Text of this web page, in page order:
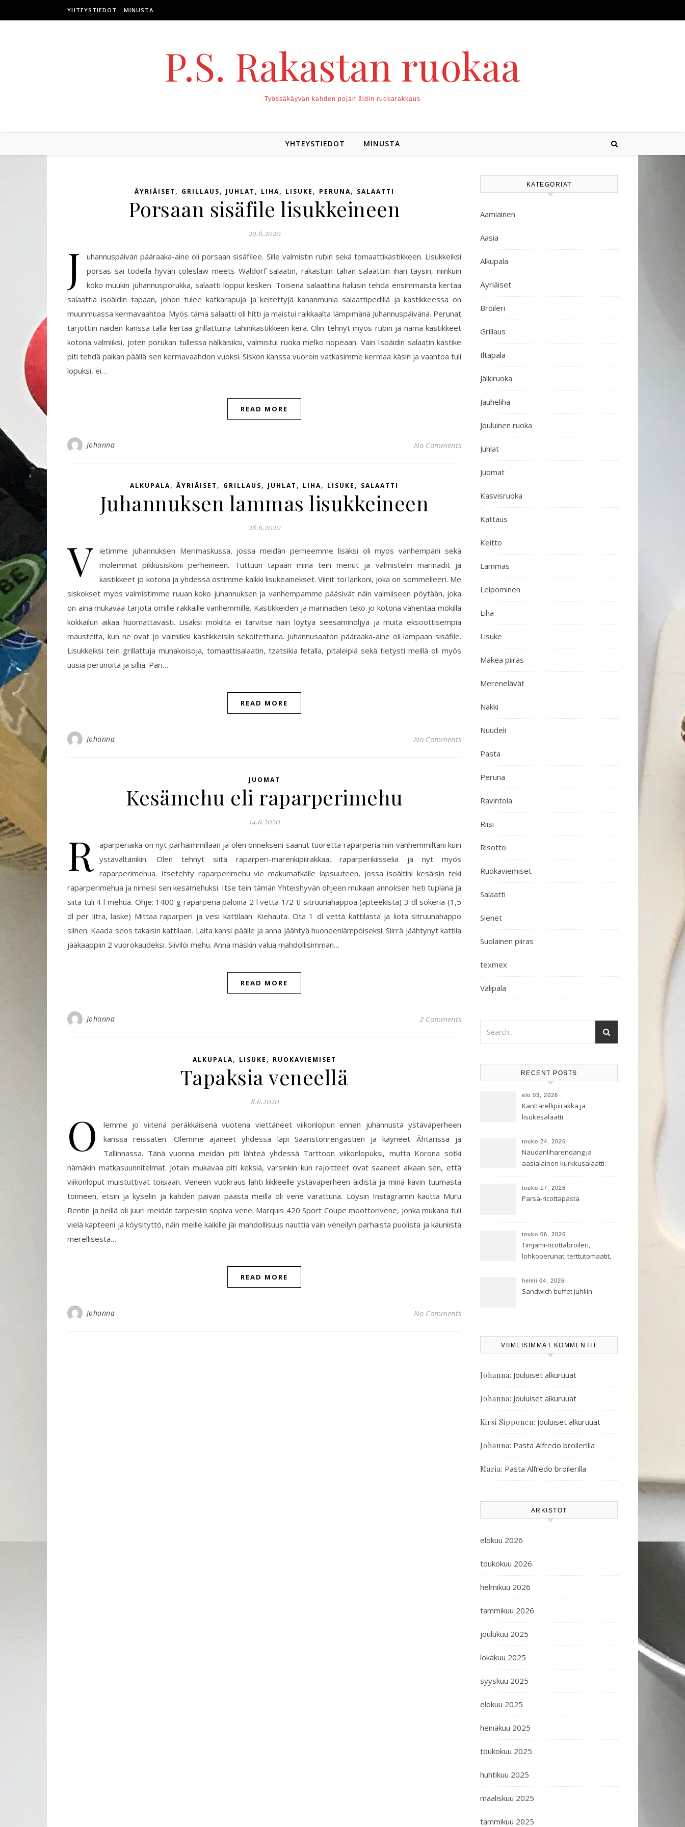
YHTEYSTIEDOT MINUSTA
P.S. Rakastan ruokaa
Työssäkäyvän kahden pojan äidin ruokarakkaus
YHTEYSTIEDOT MINUSTA
ÄYRIÄISET , GRILLAUS, JUHLAT , LIHA, LISUKE , PERUNA, SALAATTI
Porsaan sisäfile lisukkeineen
29.6.2020
J
uhannuspäivän pääraaka-aine oli porsaan sisäfilee. Sille valmistin rubin sekä tomaattikastikkeen. Lisukkeiksi
porsas sai todella hyvän coleslaw meets Waldorf salaatin, rakastuin tähän salaattiin ihan täysin, niinkuin
koko muukin juhannusporukka, salaatti loppui kesken. Toisena salaattina halusin tehdä ensimmäistä kertaa
salaattia isoäidin tapaan, johon tulee katkarapuja ja keitettyjä kananmunia salaattipedillä ja kastikkeessa on
muunmuassa kermavaahtoa. Myös tämä salaatti oli hitti ja maistui raikkaalta lämpimänä Juhannuspäivänä. Perunat
tarjottiin näiden kanssa tällä kertaa grillattuina tahinikastikkeen kera. Olin tehnyt myös rubin ja nämä kastikkeet
kotona valmiiksi, joten porukan tullessa nälkäisiksi, valmistui ruoka melko nopeaan. Vain Isoäidin salaatin kastike
piti tehdä paikan päällä sen kermavaahdon vuoksi. Siskon kanssa vuoroin vatkasimme kermaa käsin ja vaahtoa tuli
lopuksi, ei…
READ MORE
Johanna No Comments
ALKUPALA, ÄYRIÄISET , GRILLAUS, JUHLAT , LIHA, LISUKE , SALAATTI
Juhannuksen lammas lisukkeineen
28.6.2020
V ietimme juhannuksen Merimaskussa, jossa meidän perheemme lisäksi oli myös vanhempani sekä
molemmat pikkusiskoni perheineen. Tuttuun tapaan minä tein menut ja valmistelin marinadit ja
kastikkeet jo kotona ja yhdessä ostimme kaikki lisukeainekset. Viinit toi lankoni, joka on sommelieeri. Me
siskokset myös valmistimme ruuan koko juhannuksen ja vanhempamme pääsivät näin valmiiseen pöytään, joka
on aina mukavaa tarjota omille rakkaille vanhemmille. Kastikkeiden ja marinadien teko jo kotona vähentää mökillä
kokkailun aikaa huomattavasti. Lisäksi mökiltä ei tarvitse näin löytyä seesaminöljyä ja muita eksoottisempia
mausteita, kun ne ovat jo valmiiksi kastikkeisiin sekoitettuina. Juhannusaaton pääraaka-aine oli lampaan sisäfile.
Lisukkeiksi tein grillattuja munakoisoja, tomaattisalaatin, tzatsikia fetalla, pitaleipiä sekä tietysti meillä oli myös
uusia perunoita ja silliä. Pari…
READ MORE
Johanna No Comments
JUOMAT
Kesämehu eli raparperimehu
14.6.2020
R aparperiaika on nyt parhaimmillaan ja olen onnekseni saanut tuoretta raparperia niin vanhemmiltani kuin
ystävältänikin. Olen tehnyt siitä raparperi-marenkipiirakkaa, raparperikiisseliä ja nyt myös
raparperimehua. Itsetehty raparperimehu vie makumatkalle lapsuuteen, jossa isoäitini kesäisin teki
raparperimehua ja nimesi sen kesämehuksi. Itse tein tämän Yhteishyvän ohjeen mukaan annoksen heti tuplana ja
siitä tuli 4 l mehua. Ohje: 1400 g raparperia paloina 2 l vettä 1/2 tl sitruunahappoa (apteekista) 3 dl sokeria (1,5
dl per litra, laske) Mittaa raparperi ja vesi kattilaan. Kiehauta. Ota 1 dl vettä kattilasta ja liota sitruunahappo
siihen. Kaada seos takaisin kattilaan. Laita kansi päälle ja anna jäähtyä huoneenlämpöiseksi. Siirrä jäähtynyt kattila
jääkaappiin 2 vuorokaudeksi. Siivilöi mehu. Anna mäskin valua mahdollisimman…
READ MORE
Johanna 2 Comments
ALKUPALA, LISUKE , RUOKAVIEMISET
Tapaksia veneellä
8.6.2020
O
lemme jo viitenä peräkkäisenä vuotena viettäneet viikonlopun ennen juhannusta ystäväperheen
kanssa reissaten. Olemme ajaneet yhdessä läpi Saaristonrengastien ja käyneet Ähtärissä ja
Tallinnassa. Tänä vuonna meidän piti lähteä yhdessä Tarttoon viikonlopuksi, mutta Korona sotki
nämäkin matkasuunnitelmat. Jotain mukavaa piti keksiä, varsinkin kun rajoitteet ovat saaneet aikaan sen, että
viikonloput muistuttivat toisiaan. Veneen vuokraus lähti liikkeelle ystäväperheen äidistä ja minä kävin tuumasta
toimeen, etsin ja kyselin ja kahden päivän päästä meillä oli vene varattuna. Löysin Instagramin kautta Muru
Rentin ja heillä oli juuri meidän tarpeisiin sopiva vene. Marquis 420 Sport Coupe moottorivene, jonka mukana tuli
vielä kapteeni ja köysityttö, näin meille kaikille jäi mahdollisuus nauttia vain veneilyn parhaista puolista ja kauniista
merellisestä…
READ MORE
Johanna No Comments
KATEGORIAT
Aamiainen
Aasia
Alkupala
Äyriäiset
Broileri
Grillaus
Iltapala
Jälkiruoka
Jauheliha
Jouluinen ruoka
Juhlat
Juomat
Kasvisruoka
Kattaus
Keitto
Lammas
Leipominen
Liha
Lisuke
Makea piiras
Merenelävät
Nakki
Nuudeli
Pasta
Peruna
Ravintola
Riisi
Risotto
Ruokaviemiset
Salaatti
Sienet
Suolainen piiras
texmex
Välipala
RECENT POSTS
elo 03, 2026
Kanttarellipiirakka ja
lisukesalaatti
touko 24, 2026
Naudanliharendang ja
aasialainen kurkkusalaatti
touko 17, 2026
Parsa-ricottapasta
touko 06, 2026
Timjami-ricottabroileri,
lohkoperunat, terttutomaatit,
salaatti
helmi 04, 2026
Sandwich buffet juhliin
VIIMEISIMMÄT KOMMENTIT
Johanna: Jouluiset alkuruuat
Johanna: Jouluiset alkuruuat
Kirsi Sipponen: Jouluiset alkuruuat
Johanna: Pasta Alfredo broilerilla
Maria: Pasta Alfredo broilerilla
ARKISTOT
elokuu 2026
toukokuu 2026
helmikuu 2026
tammikuu 2026
joulukuu 2025
lokakuu 2025
syyskuu 2025
elokuu 2025
heinäkuu 2025
toukokuu 2025
huhtikuu 2025
maaliskuu 2025
tammikuu 2025